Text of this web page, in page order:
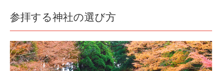
参拝する神社の選び方